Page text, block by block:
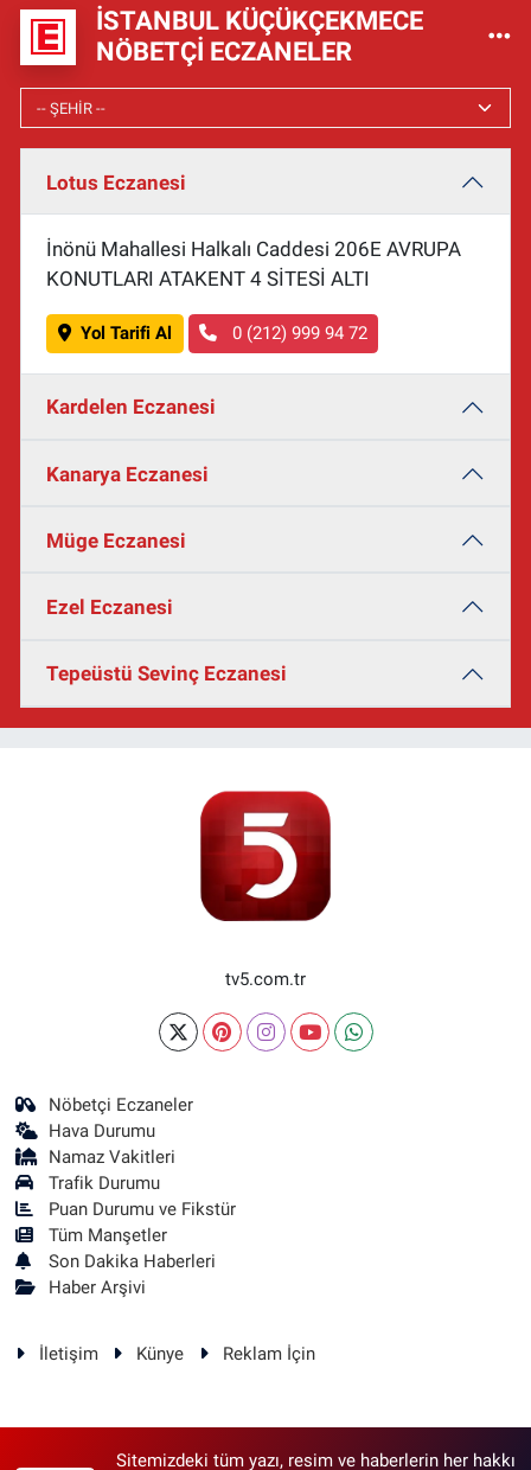
İSTANBUL KÜÇÜKÇEKMECE
NÖBETÇI ECZANELER
Lotus Eczanesi
İnönü Mahallesi Halkalı Caddesi 206E AVRUPA
KONUTLARI ATAKENT 4 SİTESİ ALTI
Yol Tarifi Al 0 (212) 999 94 72
Kardelen Eczanesi
Kanarya Eczanesi
Müge Eczanesi
Ezel Eczanesi
Tepeüstü Sevinç Eczanesi
tv5.com.tr
Nöbetçi Eczaneler
Hava Durumu
Namaz Vakitleri
Trafik Durumu
Puan Durumu ve Fikstür
Tüm Manşetler
Son Dakika Haberleri
Haber Arşivi
İletişim Künye Reklam İçin
Sitemizdeki tüm yazı, resim ve haberlerin her hakkı